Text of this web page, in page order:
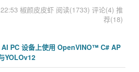
椒颜皮皮虾 阅读(1733) 评论(4) 推
荐(18)
PC 设备上使用 OpenVINO™ C# AP
YOLOv12